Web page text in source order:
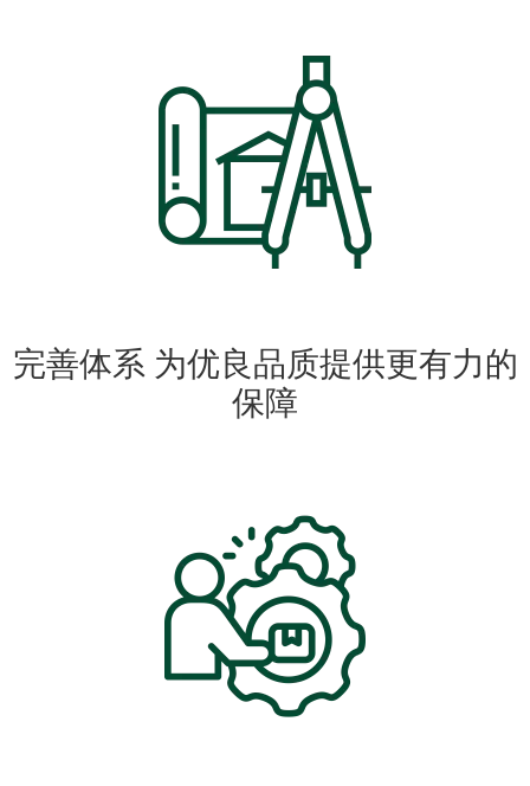
完善体系 为优良品质提供更有力的
保障